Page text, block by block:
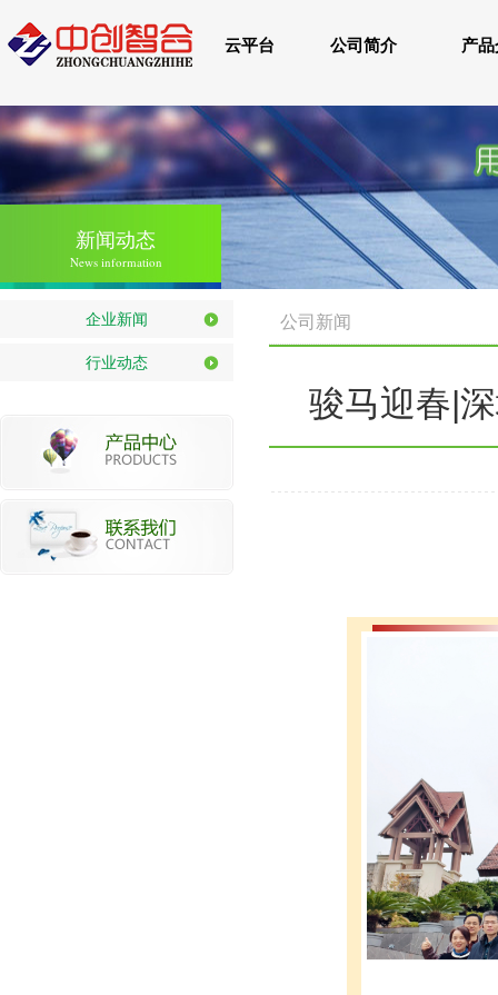
云平台 公司简介 产
新闻动态
News information
企业新闻
行业动态
公司新闻
骏马迎春|